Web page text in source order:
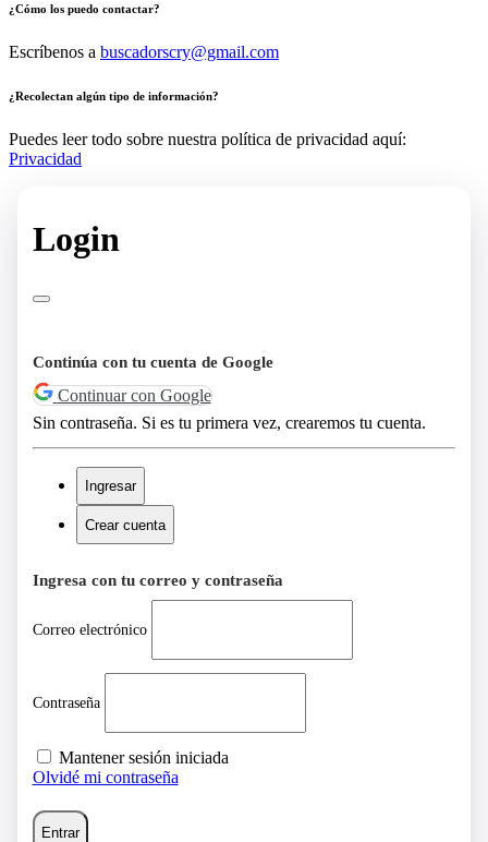
¿Cómo los puedo contactar?
Escríbenos a buscadorscry@gmail.com
¿Recolectan algún tipo de información?
Puedes leer todo sobre nuestra política de privacidad aquí:
Privacidad
Login
Continúa con tu cuenta de Google
Continuar con Google
Sin contraseña. Si es tu primera vez, crearemos tu cuenta.
Ingresar
Crear cuenta
Ingresa con tu correo y contraseña
Correo electrónico
Contraseña
Mantener sesión iniciada
Olvidé mi contraseña
Entrar